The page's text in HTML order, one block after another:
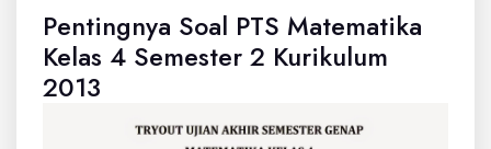
Pentingnya Soal PTS Matematika
Kelas 4 Semester 2 Kurikulum
2013